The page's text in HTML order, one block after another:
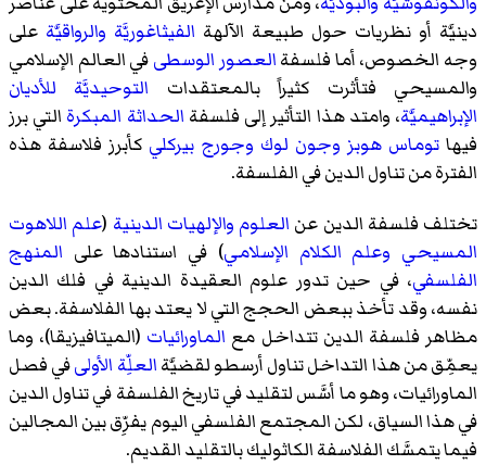
دينيَّة أو نظريات حول طبيعة الآلهة الفيثاغوريَّة والرواقيَّة على
وجه الخصوص، أما فلسفةالعصور الوسطىفي العالم الإسلامي
والمسيحي فتأثرت كثيراً بالمعتقدات التوحيديَّة
للأديان
الإبراهيميَّة، وامتد هذا التأثير إلى فلسفة الحداثة المبكرة التي برز
فيها توماس هوبز وجون لوك وجورج بيركلي كأبرز فلاسفة هذه
الفترة من تناول الدين في الفلسفة.
تختلف فلسفة الدين عن العلوم والإلهيات الدينية (علم اللاهوت
المسيحي وعلم الكلام الإسلامي) في استنادها على المنهج
الفلسفي، في حين تدور علوم العقيدة الدينية في فلك الدين
نفسه، وقد تأخذ ببعض الحجج التي لا يعتد بها الفلاسفة. بعض
مظاهر فلسفة الدين تتداخل مع الماورائيات (الميتافيزيقا)، وما
يعمِّق من هذا التداخل تناول أرسطو لقضيَّةالعلِّة الأولىفي فصل
الماورائيات، وهو ما أسَّس لتقليد في تاريخ الفلسفة في تناول الدين
في هذا السياق، لكن المجتمع الفلسفي اليوم يفرِّق بين المجالين
فيما يتمسَّك الفلاسفة الكاثوليك بالتقليد القديم.